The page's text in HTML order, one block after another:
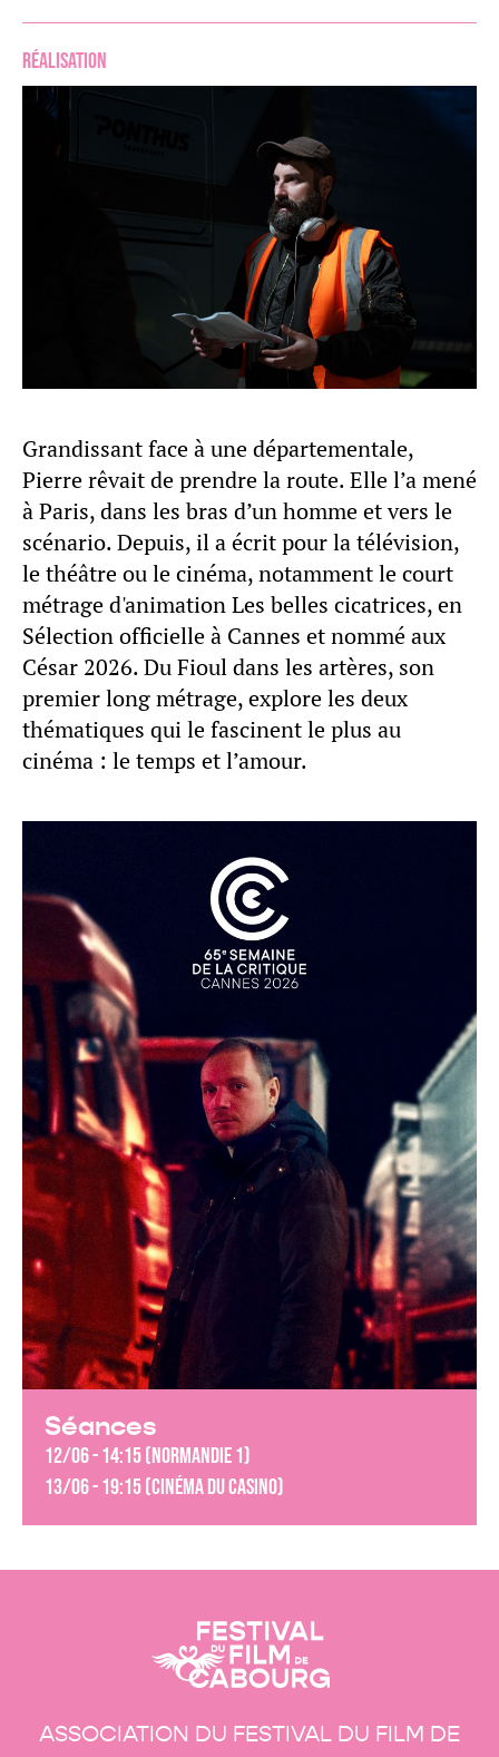
Réalisation
Grandissant face à une départementale,
Pierre rêvait de prendre la route. Elle l’a mené
à Paris, dans les bras d’un homme et vers le
scénario. Depuis, il a écrit pour la télévision,
le théâtre ou le cinéma, notamment le court
métrage d'animation Les belles cicatrices, en
Sélection officielle à Cannes et nommé aux
César 2026. Du Fioul dans les artères, son
premier long métrage, explore les deux
thématiques qui le fascinent le plus au
cinéma : le temps et l’amour.
Séances
12/06 - 14:15 (Normandie 1)
13/06 - 19:15 (Cinéma du Casino)
ASSOCIATION DU FESTIVAL DU FILM DE